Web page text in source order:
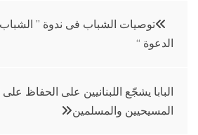
تصفّح
المقالات
توصيات الشباب فى ندوة ” الشباب
الدعوة “
البابا يشجّع اللبنانيين على الحفاظ على
المسيحيين والمسلمين